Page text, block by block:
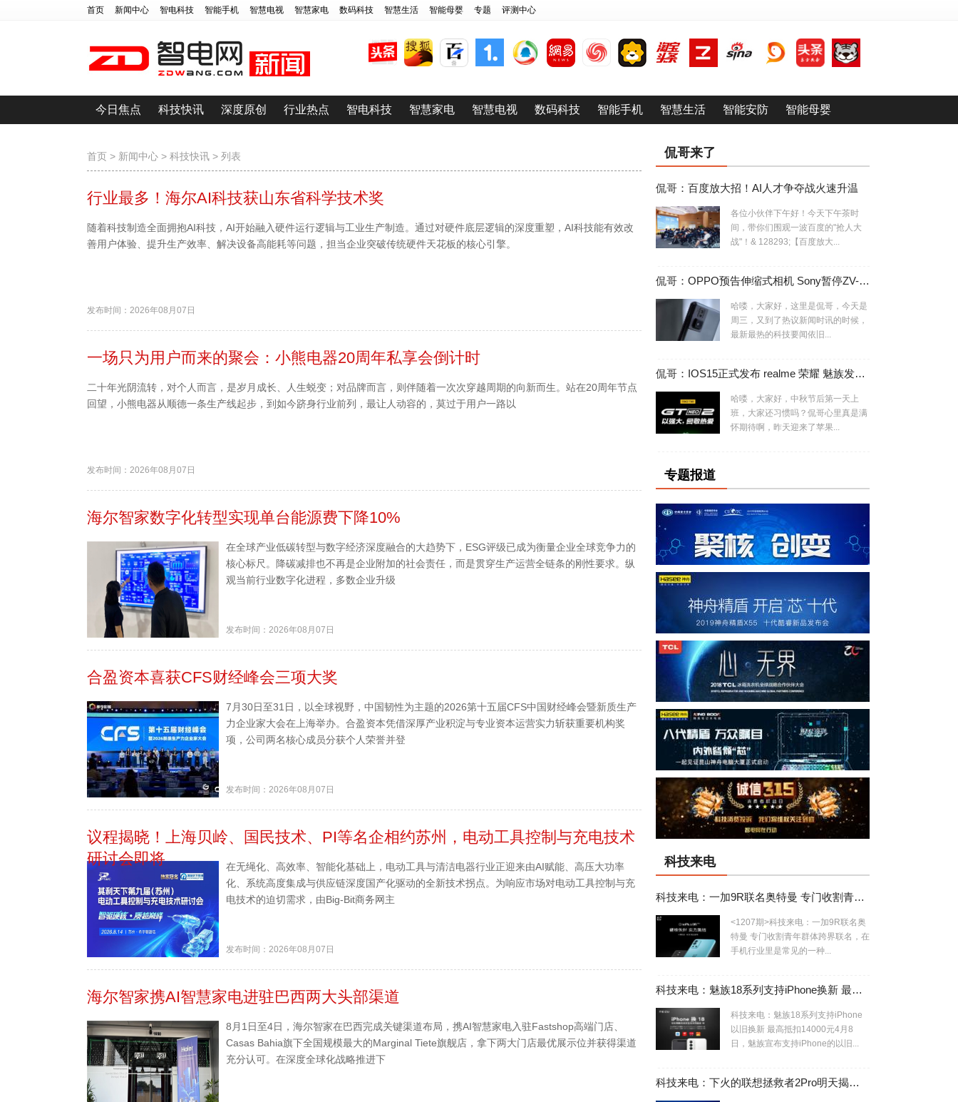
首页 新闻中心 智电科技 智能手机 智慧电视 智慧家电 数码科技 智慧生活 智能母婴 专题 评测中心
今日焦点 科技快讯 深度原创 行业热点 智电科技 智慧家电 智慧电视 数码科技 智能手机 智慧生活 智能安防 智能母婴
首页 > 新闻中心 > 科技快讯 > 列表
行业最多！海尔AI科技获山东省科学技术奖
随着科技制造全面拥抱AI科技，AI开始融入硬件运行逻辑与工业生产制造。通过对硬件底层逻辑的深度重塑，AI科技能有效改
善用户体验、提升生产效率、解决设备高能耗等问题，担当企业突破传统硬件天花板的核心引擎。
发布时间：2026年08月07日
一场只为用户而来的聚会：小熊电器20周年私享会倒计时
二十年光阴流转，对个人而言，是岁月成长、人生蜕变；对品牌而言，则伴随着一次次穿越周期的向新而生。站在20周年节点
回望，小熊电器从顺德一条生产线起步，到如今跻身行业前列，最让人动容的，莫过于用户一路以
发布时间：2026年08月07日
海尔智家数字化转型实现单台能源费下降10%
在全球产业低碳转型与数字经济深度融合的大趋势下，ESG评级已成为衡量企业全球竞争力的
核心标尺。降碳减排也不再是企业附加的社会责任，而是贯穿生产运营全链条的刚性要求。纵
观当前行业数字化进程，多数企业升级
发布时间：2026年08月07日
合盈资本喜获CFS财经峰会三项大奖
7月30日至31日，以全球视野，中国韧性为主题的2026第十五届CFS中国财经峰会暨新质生产
力企业家大会在上海举办。合盈资本凭借深厚产业积淀与专业资本运营实力斩获重要机构奖
项，公司两名核心成员分获个人荣誉并登
发布时间：2026年08月07日
议程揭晓！上海贝岭、国民技术、PI等名企相约苏州，电动工具控制与充电技术
研讨会即将
在无绳化、高效率、智能化基础上，电动工具与清洁电器行业正迎来由AI赋能、高压大功率
化、系统高度集成与供应链深度国产化驱动的全新技术拐点。为响应市场对电动工具控制与充
电技术的迫切需求，由Big-Bit商务网主
发布时间：2026年08月07日
海尔智家携AI智慧家电进驻巴西两大头部渠道
8月1日至4日，海尔智家在巴西完成关键渠道布局，携AI智慧家电入驻Fastshop高端门店、
Casas Bahia旗下全国规模最大的Marginal Tiete旗舰店，拿下两大门店最优展示位并获得渠道
充分认可。在深度全球化战略推进下
侃哥来了
侃哥：百度放大招！AI人才争夺战火速升温
各位小伙伴下午好！今天下午茶时
间，带你们围观一波百度的"抢人大
战"！& 128293;【百度放大...
侃哥：OPPO预告伸缩式相机 Sony暂停ZV-E10相机生产
哈喽，大家好，这里是侃哥，今天是
周三，又到了热议新闻时讯的时候，
最新最热的科技要闻依旧...
侃哥：IOS15正式发布 realme 荣耀 魅族发布会撞车
哈喽，大家好，中秋节后第一天上
班，大家还习惯吗？侃哥心里真是满
怀期待啊，昨天迎来了苹果...
专题报道
科技来电
科技来电：一加9R联名奥特曼 专门收割青年群体
<1207期>科技来电：一加9R联名奥
特曼 专门收割青年群体跨界联名，在
手机行业里是常见的一种...
科技来电：魅族18系列支持iPhone换新 最高抵扣14000元
科技来电：魅族18系列支持iPhone
以旧换新 最高抵扣14000元4月8
日，魅族宣布支持iPhone的以旧...
科技来电：下火的联想拯救者2Pro明天揭晓 打造超强散热组合